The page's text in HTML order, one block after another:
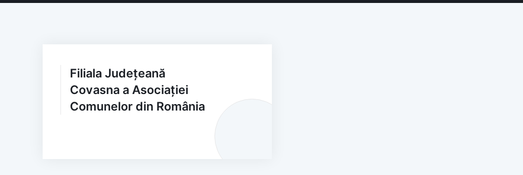
Filiala Județeană
Covasna a Asociației
Comunelor din România